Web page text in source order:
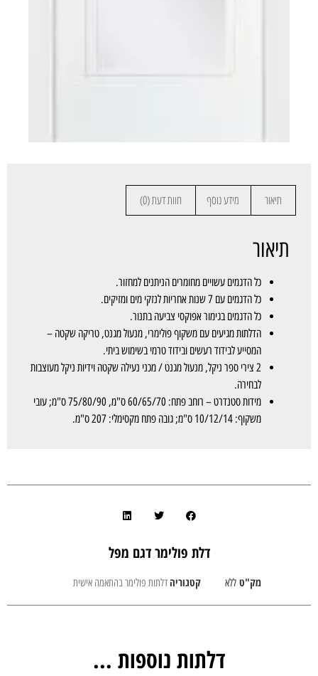
תיאור מידע נוסף חוות דעת (0)
תיאור
כל הדגמים עשויים מחומרים הניתנים למחזור.
כל הדגמים עם 7 שנות אחריות לנזקי מים ומזיקים.
כל הדגמים בגימור אפוקסי צביעה בתנור.
הדלתות מגיעים עם משקוף פולימרי, מנעול מגנט, טריקה שקטה –
המסייע לבידוד רעשים ובידוד טרמי בשימוש ביתי.
2 צירי ספר ניקל, מנעול מגנט / מכני נעילה שקטה וידיות ניקל מעוצבות
לבחירה.
מידות סטנדרט – רוחב פתח: 60/65/70 ס"מ, 75/80/90 ס"מ; עובי
משקוף: 10/12/14 ס"מ; גובה פתח מקסימלי: 207 ס"מ.
דלת פולימר דגם מפל
מק"ט ללא קטגוריהדלתות פולימר בהתאמה אישית
דלתות נוספות ...